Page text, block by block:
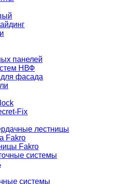
панелей
НВФ
фасада
Fix
лестницы
Fakro
Fakro
системы
системы